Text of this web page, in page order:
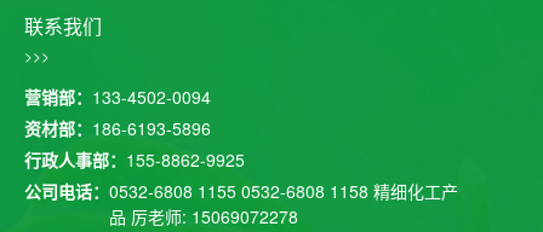
联系我们
>>>
营销部： 133-4502-0094
资材部： 186-6193-5896
行政人事部： 155-8862-9925
公司电话： 0532-6808 1155 0532-6808 1158 精细化工产
品 厉老师: 15069072278